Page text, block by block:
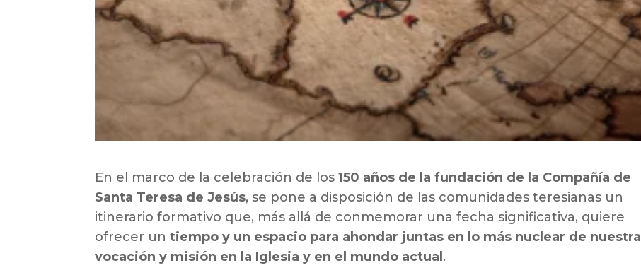
En el marco de la celebración de los150 años de la fundación de la Compañía de
Santa Teresa de Jesús, se pone a disposición de las comunidades teresianas un
itinerario formativo que, más allá de conmemorar una fecha significativa, quiere
ofrecer untiempo y un espacio para ahondar juntas en lo más nuclear de nuestra
vocación y misión en la Iglesia y en el mundo actual .